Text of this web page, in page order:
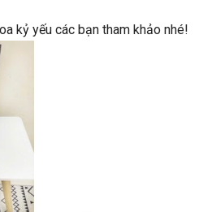
kỷ yếu các bạn tham khảo nhé!